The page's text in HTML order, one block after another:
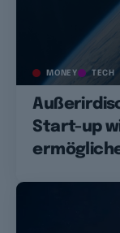
MONEY TECH
Start-up